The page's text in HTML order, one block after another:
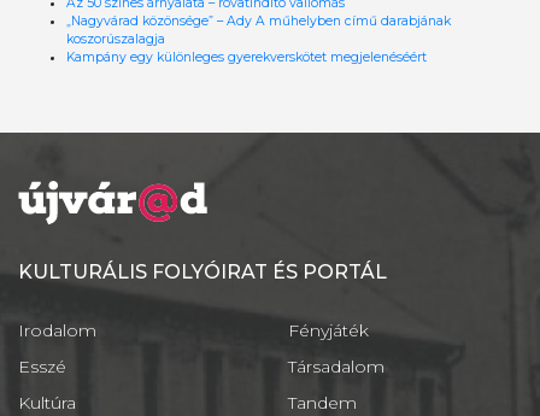
„Nagyvárad közönsége” – Ady A műhelyben című darabjának
koszorúszalagja
Kampány egy különleges gyerekverskötet megjelenéséért
KULTURÁLIS FOLYÓIRAT ÉS PORTÁL
Irodalom
Esszé
Kultúra
Fényjáték
Társadalom
Tandem